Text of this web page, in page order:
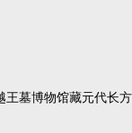
王墓博物馆藏元代长